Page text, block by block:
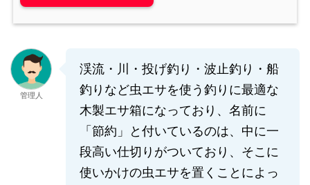
管理人
渓流・川・投げ釣り・波止釣り・船
釣りなど虫エサを使う釣りに最適な
木製エサ箱になっており、名前に
「節約」と付いているのは、中に一
段高い仕切りがついており、そこに
使いかけの虫エサを置くことによっ